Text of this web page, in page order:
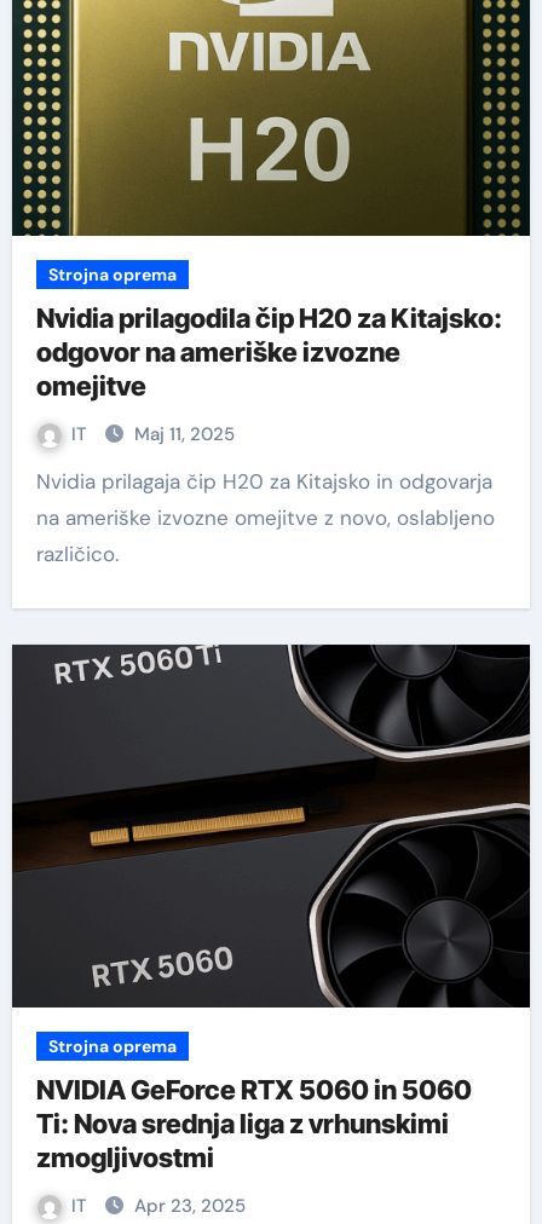
Strojna oprema
Nvidia prilagodila čip H20 za Kitajsko:
odgovor na ameriške izvozne
omejitve
IT Maj 11, 2025
Nvidia prilagaja čip H20 za Kitajsko in odgovarja
na ameriške izvozne omejitve z novo, oslabljeno
različico.
Strojna oprema
NVIDIA GeForce RTX 5060 in 5060
Ti: Nova srednja liga z vrhunskimi
zmogljivostmi
IT Apr 23, 2025